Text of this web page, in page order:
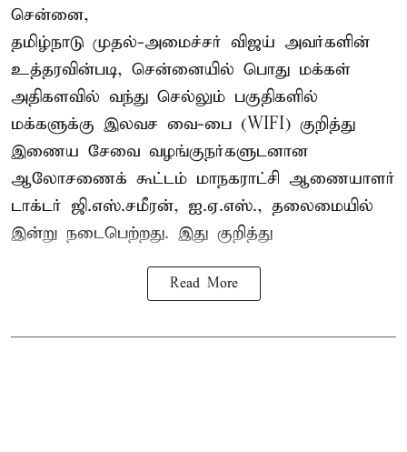
சென்னை,
தமிழ்நாடு முதல்-அமைச்சர் விஜய் அவர்களின்
உத்தரவின்படி, சென்னையில் பொது மக்கள்
அதிகளவில் வந்து செல்லும் பகுதிகளில்
மக்களுக்கு இலவச வை-பை (WIFI) குறித்து
இணைய சேவை வழங்குநர்களுடனான
ஆலோசணைக் கூட்டம் மாநகராட்சி ஆணையாளர்
டாக்டர் ஜி.எஸ்.சமீரன், ஐ.ஏ.எஸ்., தலைமையில்
இன்று நடைபெற்றது. இது குறித்து
Read More